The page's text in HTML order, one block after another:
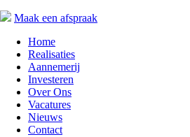
Maak een afspraak
Home
Realisaties
Aannemerij
Investeren
Over Ons
Vacatures
Nieuws
Contact